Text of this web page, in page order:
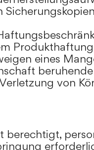
eines
von